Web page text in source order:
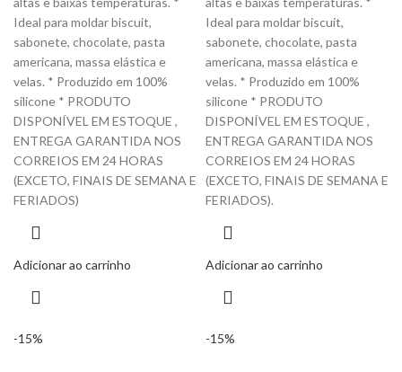
Ideal para moldar biscuit,
sabonete, chocolate, pasta
americana, massa elástica e
velas. * Produzido em 100%
silicone * PRODUTO
DISPONÍVEL EM ESTOQUE ,
ENTREGA GARANTIDA NOS
CORREIOS EM 24 HORAS
(EXCETO, FINAIS DE SEMANA E
FERIADOS)
Adicionar ao carrinho
Ideal para moldar biscuit,
sabonete, chocolate, pasta
americana, massa elástica e
velas. * Produzido em 100%
silicone * PRODUTO
DISPONÍVEL EM ESTOQUE ,
ENTREGA GARANTIDA NOS
CORREIOS EM 24 HORAS
(EXCETO, FINAIS DE SEMANA E
FERIADOS).
Adicionar ao carrinho
-15% -15%